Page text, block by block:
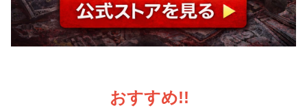
おすすめ!!